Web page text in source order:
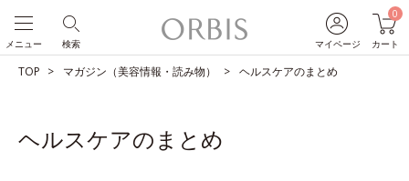
マイページ
0
カート
検索
メニュー
TOP マガジン（美容情報・読み物） ヘルスケアのまとめ
ヘルスケアのまとめ